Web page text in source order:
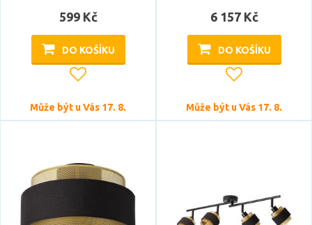
Výška
Šířka
599 Kč
DO KOŠÍKU
Může být u Vás 17. 8.
6 157 Kč
DO KOŠÍKU
Může být u Vás 17. 8.